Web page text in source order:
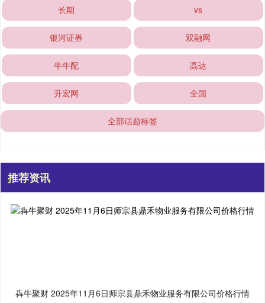
长期 vs
银河证券 双融网
牛牛配 高达
升宏网 全国
全部话题标签
推荐资讯
犇牛聚财 2025年11月6日师宗县鼎禾物业服务有限公司价格行情